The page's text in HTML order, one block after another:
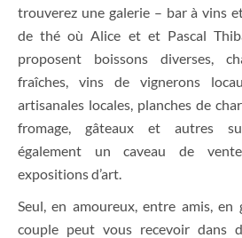
trouverez une galerie – bar à vins et
de thé où Alice et et Pascal
proposent boissons diverses,
fraîches, vins de vignerons
artisanales locales, planches de
fromage, gâteaux et autres
également un caveau de
expositions d’art.
Seul, en amoureux, entre amis, en
couple peut vous recevoir dans